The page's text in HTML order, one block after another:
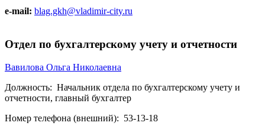
e-mail: blag.gkh@vladimir-city.ru
Отдел по бухгалтерскому учету и отчетности
Вавилова Ольга Николаевна
Должность: Начальник отдела по бухгалтерскому учету и
отчетности, главный бухгалтер
Номер телефона (внешний): 53-13-18